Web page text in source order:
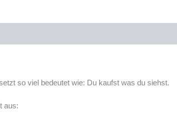
so viel bedeutet wie: Du kaufst was du siehst.
aus: